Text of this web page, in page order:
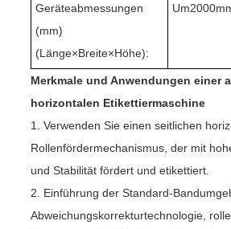
Geräteabmessungen
(mm)
(Länge×Breite×Höhe):
Um2000
Merkmale und Anwendungen einer
horizontalen Etikettiermaschine
1. Verwenden Sie einen seitlichen
Rollenfördermechanismus, der mit
und Stabilität fördert und etikettiert.
2. Einführung der Standard-
Abweichungskorrekturtechnologie,